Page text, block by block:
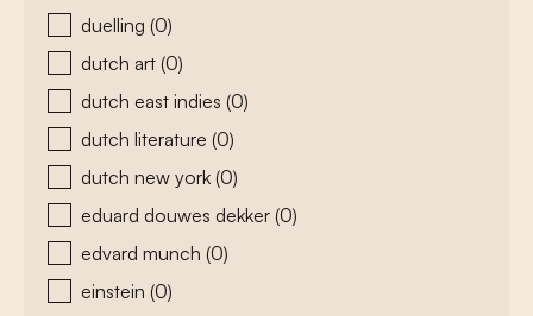
duelling (0)
dutch art (0)
dutch east indies (0)
dutch literature (0)
dutch new york (0)
eduard douwes dekker (0)
edvard munch (0)
einstein (0)